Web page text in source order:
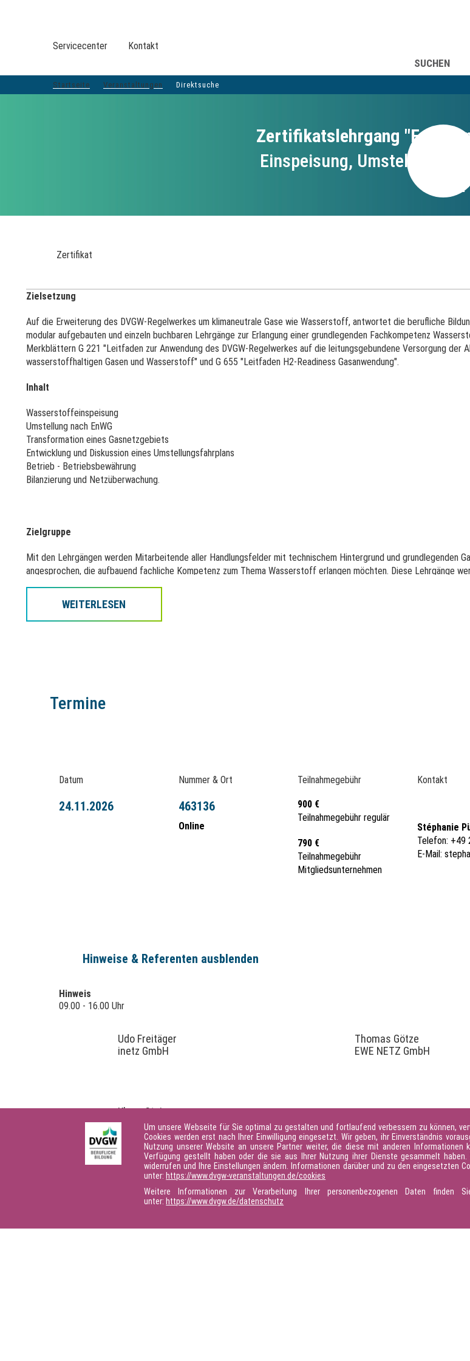
Servicecenter Kontakt
SUCHEN
Startseite Veranstaltungen Direktsuche
Zertifikatslehrgang
Einspeisung, Umstellung,
60004
Zertifikat
Zielsetzung
Auf die Erweiterung des DVGW-Regelwerkes um klimaneutrale Gase wie Wasserstoff, antwortet die berufliche
modular aufgebauten und einzeln buchbaren Lehrgänge zur Erlangung einer grundlegenden Fachkompetenz
Merkblättern G 221 "Leitfaden zur Anwendung des DVGW-Regelwerkes auf die leitungsgebundene Versorgung der
wasserstoffhaltigen Gasen und Wasserstoff" und G 655 "Leitfaden H2-Readiness Gasanwendung".
Inhalt
Wasserstoffeinspeisung
Umstellung nach EnWG
Transformation eines Gasnetzgebiets
Entwicklung und Diskussion eines Umstellungsfahrplans
Betrieb - Betriebsbewährung
Bilanzierung und Netzüberwachung.
Zielgruppe
Mit den Lehrgängen werden Mitarbeitende aller Handlungsfelder mit technischem Hintergrund und grundlegenden
angesprochen, die aufbauend fachliche Kompetenz zum Thema Wasserstoff erlangen möchten. Diese Lehrgänge
wasserstoffspezifische Einführung in weitere DVGW-Schulungen wie z.B. Sachkundigenschulungen empfohlen.
Zulassungsvoraussetzung
Die Zertifikatsprüfung findet am Ende des gebuchten Veranstaltungstermins online über unsere Lernplattform statt.
WEITERLESEN
Termine
Datum Nummer & Ort Teilnahmegebühr Kontakt
24.11.2026 463136
Online
900 €
Teilnahmegebühr regulär
790 €
Teilnahmegebühr
Mitgliedsunternehmen
Stéphanie
Telefon: +49
E-Mail:
Hinweise & Referenten ausblenden
Hinweis
09.00 - 16.00 Uhr
Udo Freitäger
inetz GmbH
Thomas Götze
EWE NETZ GmbH
Klaus Steiner
Erdgas & Verwandtes Dr. Klaus
Steiner
Um unsere Webseite für Sie optimal zu gestalten und fortlaufend verbessern zu können,
Cookies werden erst nach Ihrer Einwilligung eingesetzt. Wir geben, ihr Einverständnis
Nutzung unserer Website an unsere Partner weiter, die diese mit anderen Informationen
Verfügung gestellt haben oder die sie aus Ihrer Nutzung ihrer Dienste gesammelt haben.
widerrufen und Ihre Einstellungen ändern. Informationen darüber und zu den eingesetzten
unter: https://www.dvgw-veranstaltungen.de/cookies
Weitere Informationen zur Verarbeitung Ihrer personenbezogenen Daten finden
unter: https://www.dvgw.de/datenschutz